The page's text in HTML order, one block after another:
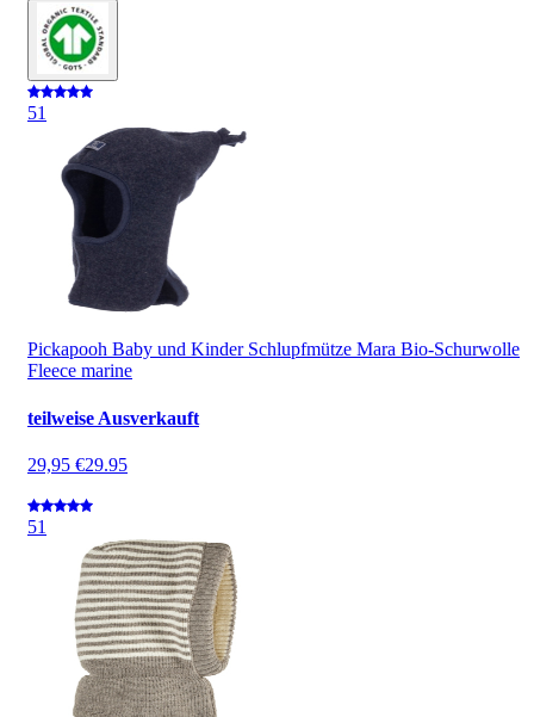
51
Pickapooh Baby und Kinder Schlupfmütze Mara Bio-Schurwolle
Fleece marine
teilweise Ausverkauft
29,95 €29.95
51